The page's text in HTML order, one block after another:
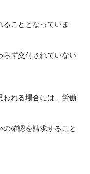
こととなっていま
ず交付されていない
れる場合には、労働
確認を請求すること